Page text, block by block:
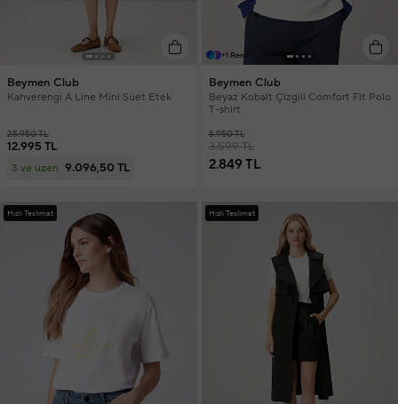
Beymen Club
Kahverengi A Line Mini Süet Etek
25.950 TL
12.995 TL
3 ve üzeri 9.096,50 TL
+1 Renk
Beymen Club
Beyaz Kobalt Çizgili Comfort Fit Polo
T-shirt
5.950 TL
3.599 TL
2.849 TL
Hızlı Teslimat Hızlı Teslimat